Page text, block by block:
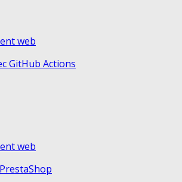
web
GitHub Actions
web